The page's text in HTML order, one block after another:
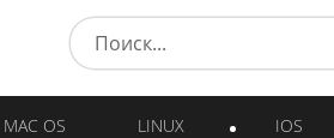
MAC OS LINUX IOS